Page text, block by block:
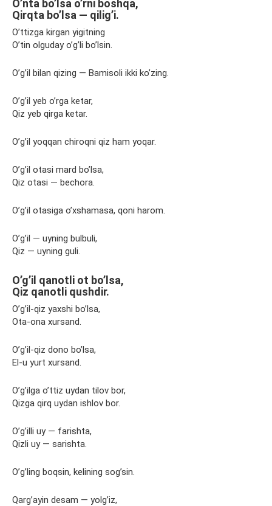
O’nta bo’lsa o’rni boshqa,
Qirqta bo’lsa — qilig’i.
O’ttizga kirgan yigitning
O’tin olguday o’g’li bo’lsin.
O’g’il bilan qizing — Bamisoli ikki ko’zing.
O’g’il yeb o’rga ketar,
Qiz yeb qirga ketar.
O’g’il yoqqan chiroqni qiz ham yoqar.
O’g’il otasi mard bo’lsa,
Qiz otasi — bechora.
O’g’il otasiga o’xshamasa, qoni harom.
O’g’il — uyning bulbuli,
Qiz — uyning guli.
O’g’il qanotli ot bo’lsa,
Qiz qanotli qushdir.
O’g’il-qiz yaxshi bo’lsa,
Ota-ona xursand.
O’g’il-qiz dono bo’lsa,
El-u yurt xursand.
O’g’ilga o’ttiz uydan tilov bor,
Qizga qirq uydan ishlov bor.
O’g’illi uy — farishta,
Qizli uy — sarishta.
O’g’ling boqsin, kelining sog’sin.
Qarg’ayin desam — yolg’iz,